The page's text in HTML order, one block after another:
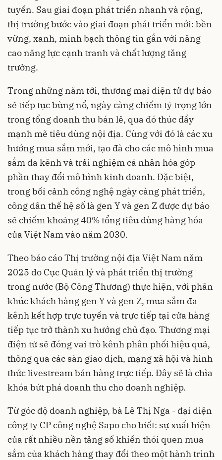
tuyến. Sau giai đoạn phát triển nhanh và rộng,
thị trường bước vào giai đoạn phát triển mới: bền
vững, xanh, minh bạch thông tin gắn với nâng
cao năng lực cạnh tranh và chất lượng tăng
trưởng.
Trong những năm tới, thương mại điện tử dự báo
sẽ tiếp tục bùng nổ, ngày càng chiếm tỷ trọng lớn
trong tổng doanh thu bán lẻ, qua đó thúc đẩy
mạnh mẽ tiêu dùng nội địa. Cùng với đó là các xu
hướng mua sắm mới, tạo đà cho các mô hình mua
sắm đa kênh và trải nghiệm cá nhân hóa góp
phần thay đổi mô hình kinh doanh. Đặc biệt,
trong bối cảnh công nghệ ngày càng phát triển,
công dân thế hệ số là gen Y và gen Z được dự báo
sẽ chiếm khoảng 40% tổng tiêu dùng hàng hóa
của Việt Nam vào năm 2030.
Theo báo cáo Thị trường nội địa Việt Nam năm
2025 do Cục Quản lý và phát triển thị trường
trong nước (Bộ Công Thương) thực hiện, với phân
khúc khách hàng gen Y và gen Z, mua sắm đa
kênh kết hợp trực tuyến và trực tiếp tại cửa hàng
tiếp tục trở thành xu hướng chủ đạo. Thương mại
điện tử sẽ đóng vai trò kênh phân phối hiệu quả,
thông qua các sàn giao dịch, mạng xã hội và hình
thức livestream bán hàng trực tiếp. Đây sẽ là chìa
khóa bứt phá doanh thu cho doanh nghiệp.
Từ góc độ doanh nghiệp, bà Lê Thị Nga - đại diện
công ty CP công nghệ Sapo cho biết: sự xuất hiện
của rất nhiều nền tảng số khiến thói quen mua
sắm của khách hàng thay đổi theo một hành trình